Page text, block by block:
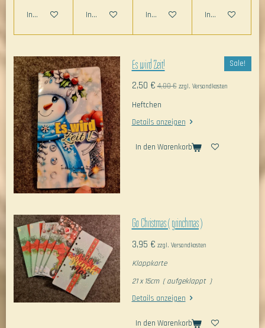
In den Warenkorb In den Warenkorb In den Warenkorb In den Warenkorb
Sale!
Es wird Zeit!
2,50 € 4,00 € zzgl. Versandkosten
Heftchen
Details anzeigen
In den Warenkorb
Go Christmas ( grinchmas )
3,95 € zzgl. Versandkosten
Klappkarte
21 x 15cm ( aufgeklappt )
Details anzeigen
In den Warenkorb